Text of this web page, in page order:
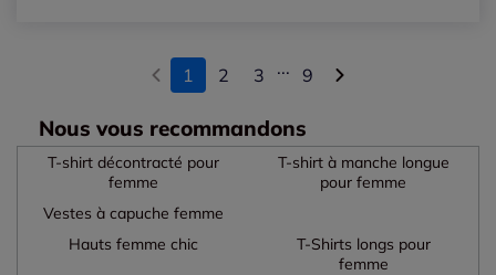
1 2 3 ... 9
Nous vous recommandons
T-shirt décontracté pour
femme
Vestes à capuche femme
T-shirt à manche longue
pour femme
Hauts femme chic
T-Shirts longs pour
femme